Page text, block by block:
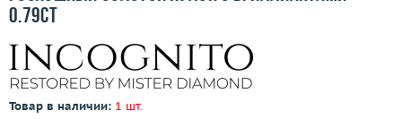
0.79ct
Товар в наличии: 1 шт.